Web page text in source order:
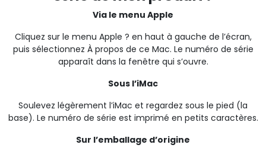
Via le menu Apple
Cliquez sur le menu Apple ? en haut à gauche de l’écran,
puis sélectionnez À propos de ce Mac. Le numéro de série
apparaît dans la fenêtre qui s’ouvre.
Sous l’iMac
Soulevez légèrement l’iMac et regardez sous le pied (la
base). Le numéro de série est imprimé en petits caractères.
Sur l’emballage d’origine